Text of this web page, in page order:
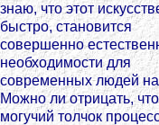
знаю, что этот
быстро, становится
совершенно
необходимости для
современных людей
Можно ли отрицать,
могучий толчок